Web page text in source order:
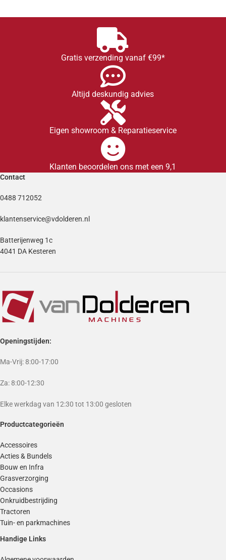
Gratis verzending vanaf €99*
Altijd deskundig advies
Eigen showroom & Reparatieservice
Klanten beoordelen ons met een 9,1
Contact
0488 712052
klantenservice@vdolderen.nl
Batterijenweg 1c
4041 DA Kesteren
Openingstijden:
Ma-Vrij: 8:00-17:00
Za: 8:00-12:30
Elke werkdag van 12:30 tot 13:00 gesloten
Productcategorieën
Accessoires
Acties & Bundels
Bouw en Infra
Grasverzorging
Occasions
Onkruidbestrijding
Tractoren
Tuin- en parkmachines
Handige Links